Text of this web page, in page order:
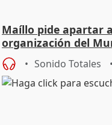
Maíllo pide apartar
organización del
Sonido Totales